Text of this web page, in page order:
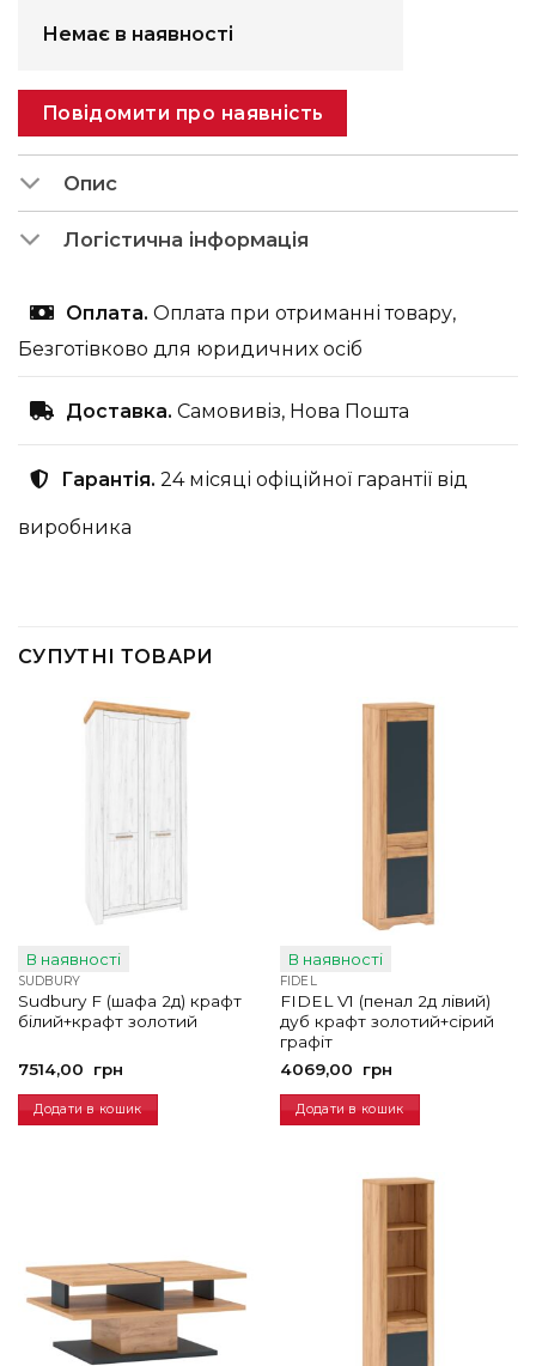
Немає в наявності
Повідомити про наявність
Опис
Логістична інформація
Оплата. Оплата при отриманні товару,
Безготівково для юридичних осіб
Доставка. Самовивіз, Нова Пошта
Гарантія. 24 місяці офіційної гарантії від
виробника
СУПУТНІ ТОВАРИ
В наявності
SUDBURY
Sudbury F (шафа 2д) крафт
білий+крафт золотий
7514,00 грн
Додати в кошик
В наявності
FIDEL
FIDEL V1 (пенал 2д лівий)
дуб крафт золотий+сірий
графіт
4069,00
грн
Додати в кошик